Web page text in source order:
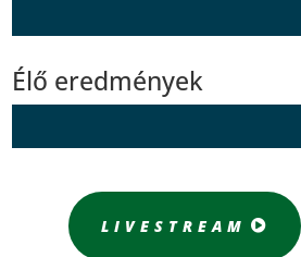
Élő eredmények
LIVESTREAM